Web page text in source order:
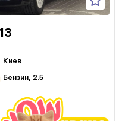
Киев
Бензин, 2.5